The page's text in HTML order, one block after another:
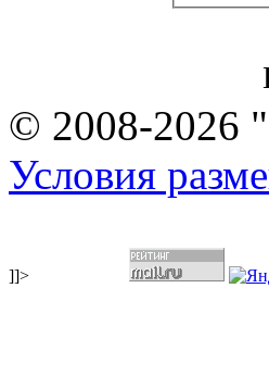
© 2008-2026
Условия
]]>